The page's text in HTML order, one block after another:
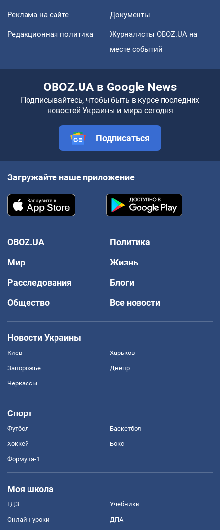
Реклама на сайте Документы
Редакционная политика
Журналисты OBOZ.UA на
месте событий
OBOZ.UA в Google News
Подписывайтесь, чтобы быть в курсе последних
новостей Украины и мира сегодня
Подписаться
Загружайте наше приложение
OBOZ.UA
Политика
Мир
Жизнь
Расследования
Блоги
Общество
Все новости
Новости Украины
Киев Харьков
Запорожье Днепр
Черкассы
Спорт
Футбол Баскетбол
Хоккей Бокс
Формула-1
Моя школа
ГДЗ Учебники
Онлайн уроки ДПА